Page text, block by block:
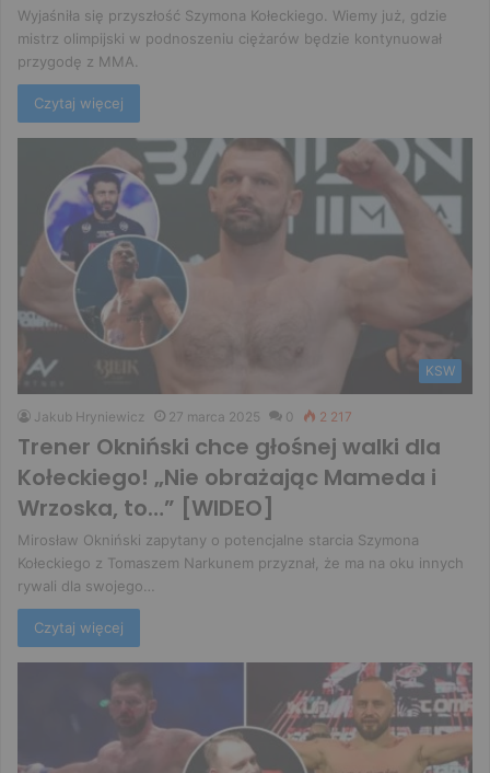
Wyjaśniła się przyszłość Szymona Kołeckiego. Wiemy już, gdzie
mistrz olimpijski w podnoszeniu ciężarów będzie kontynuował
przygodę z MMA.
Czytaj więcej
KSW
Jakub Hryniewicz 27 marca 2025 0 2 217
Trener Okniński chce głośnej walki dla
Kołeckiego! „Nie obrażając Mameda i
Wrzoska, to…” [WIDEO]
Mirosław Okniński zapytany o potencjalne starcia Szymona
Kołeckiego z Tomaszem Narkunem przyznał, że ma na oku innych
rywali dla swojego…
Czytaj więcej